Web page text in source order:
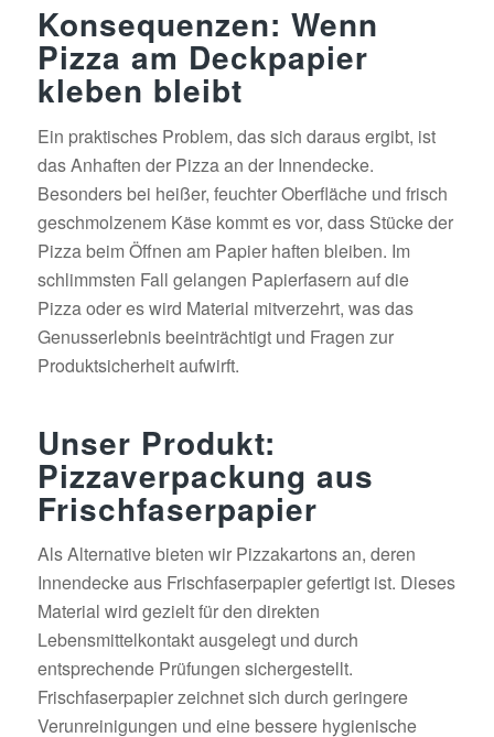
Konsequenzen: Wenn
Pizza am Deckpapier
kleben bleibt
Ein praktisches Problem, das sich daraus ergibt, ist
das Anhaften der Pizza an der Innendecke.
Besonders bei heißer, feuchter Oberfläche und frisch
geschmolzenem Käse kommt es vor, dass Stücke der
Pizza beim Öffnen am Papier haften bleiben. Im
schlimmsten Fall gelangen Papierfasern auf die
Pizza oder es wird Material mitverzehrt, was das
Genusserlebnis beeinträchtigt und Fragen zur
Produktsicherheit aufwirft.
Unser Produkt:
Pizzaverpackung aus
Frischfaserpapier
Als Alternative bieten wir Pizzakartons an, deren
Innendecke aus Frischfaserpapier gefertigt ist. Dieses
Material wird gezielt für den direkten
Lebensmittelkontakt ausgelegt und durch
entsprechende Prüfungen sichergestellt.
Frischfaserpapier zeichnet sich durch geringere
Verunreinigungen und eine bessere hygienische